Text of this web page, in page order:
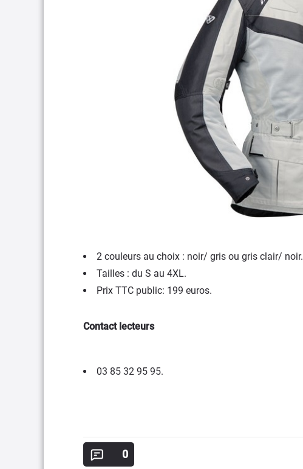
2 couleurs au choix : noir/ gris ou gris clair/ noir.
Tailles : du S au 4XL.
Prix TTC public: 199 euros.
Contact lecteurs
03 85 32 95 95.
0